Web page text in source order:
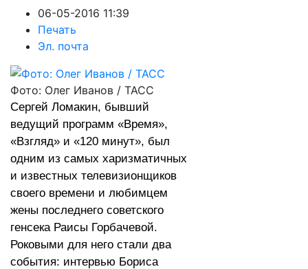
06-05-2016 11:39
Печать
Эл. почта
Фото: Олег Иванов / ТАСС
Сергей Ломакин, бывший
ведущий программ «Время»,
«Взгляд» и «120 минут», был
одним из самых харизматичных
и известных телевизионщиков
своего времени и любимцем
жены последнего советского
генсека Раисы Горбачевой.
Роковыми для него стали два
события: интервью Бориса